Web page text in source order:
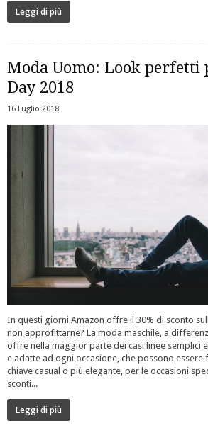
Leggi di più
Moda Uomo: Look perfetti
Day 2018
16 Luglio 2018
In questi giorni Amazon offre il 30% di sconto
non approfittarne? La moda maschile, a
offre nella maggior parte dei casi linee semplici
e adatte ad ogni occasione, che possono essere
chiave casual o più elegante, per le occasioni
sconti...
Leggi di più